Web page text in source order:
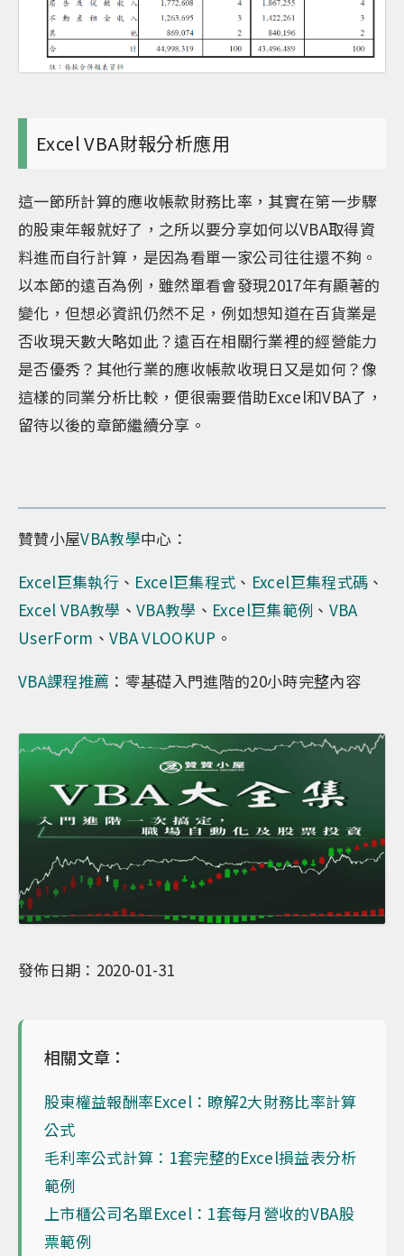
Excel VBA財報分析應用
這一節所計算的應收帳款財務比率，其實在第一步驟
的股東年報就好了，之所以要分享如何以VBA取得資
料進而自行計算，是因為看單一家公司往往還不夠。
以本節的遠百為例，雖然單看會發現2017年有顯著的
變化，但想必資訊仍然不足，例如想知道在百貨業是
否收現天數大略如此？遠百在相關行業裡的經營能力
是否優秀？其他行業的應收帳款收現日又是如何？像
這樣的同業分析比較，便很需要借助Excel和VBA了，
留待以後的章節繼續分享。
贊贊小屋VBA教學中心：
Excel巨集執行 、 Excel巨集程式 、 Excel巨集程式碼 、
Excel VBA教學 、VBA教學 、 Excel巨集範例 、 VBA
UserForm 、VBA VLOOKUP 。
VBA課程推薦 ：零基礎入門進階的20小時完整內容
發佈日期：2020-01-31
相關文章：
股東權益報酬率Excel：瞭解2大財務比率計算
公式
毛利率公式計算：1套完整的Excel損益表分析
範例
上市櫃公司名單Excel：1套每月營收的VBA股
票範例